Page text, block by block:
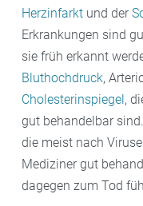
Herzinfarkt und der
Erkrankungen sind
sie früh erkannt
Bluthochdruck,
Cholesterinspiegel,
gut behandelbar
die meist nach
Mediziner gut
dagegen zum Tod